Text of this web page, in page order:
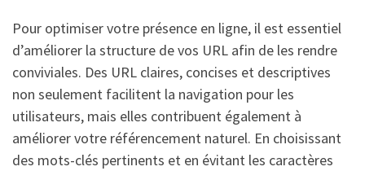
Pour optimiser votre présence en ligne, il est essentiel
d’améliorer la structure de vos URL afin de les rendre
conviviales. Des URL claires, concises et descriptives
non seulement facilitent la navigation pour les
utilisateurs, mais elles contribuent également à
améliorer votre référencement naturel. En choisissant
des mots-clés pertinents et en évitant les caractères